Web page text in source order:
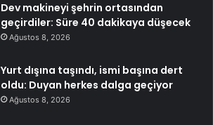
Dev makineyi şehrin ortasından
geçirdiler: Süre 40 dakikaya düşecek
Ağustos 8, 2026
Yurt dışına taşındı, ismi başına dert
oldu: Duyan herkes dalga geçiyor
Ağustos 8, 2026